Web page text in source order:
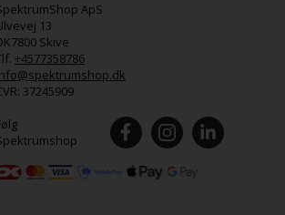
ApS
13
Skive
+4577358786
37245909